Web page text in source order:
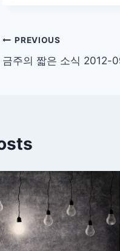
글
탐
PREVIOUS
금주의 짧은 소식 2012-